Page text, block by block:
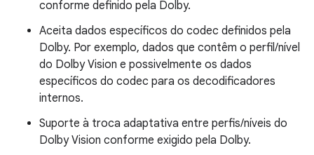
conforme definido pela Dolby.
Aceita dados específicos do codec definidos pela
Dolby. Por exemplo, dados que contêm o perfil/nível
do Dolby Vision e possivelmente os dados
específicos do codec para os decodificadores
internos.
Suporte à troca adaptativa entre perfis/níveis do
Dolby Vision conforme exigido pela Dolby.